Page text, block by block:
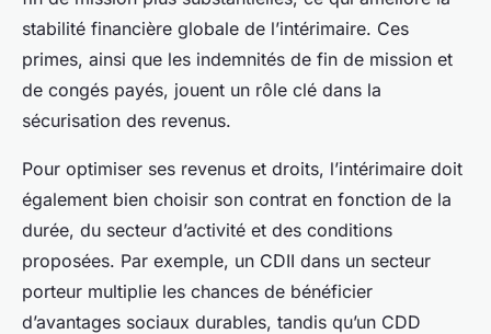
stabilité financière globale de l’intérimaire. Ces
primes, ainsi que les indemnités de fin de mission et
de congés payés, jouent un rôle clé dans la
sécurisation des revenus.
Pour optimiser ses revenus et droits, l’intérimaire doit
également bien choisir son contrat en fonction de la
durée, du secteur d’activité et des conditions
proposées. Par exemple, un CDII dans un secteur
porteur multiplie les chances de bénéficier
d’avantages sociaux durables, tandis qu’un CDD